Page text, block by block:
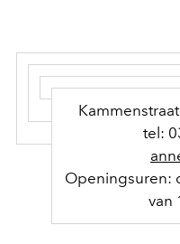
tel:
Openingsuren:
van